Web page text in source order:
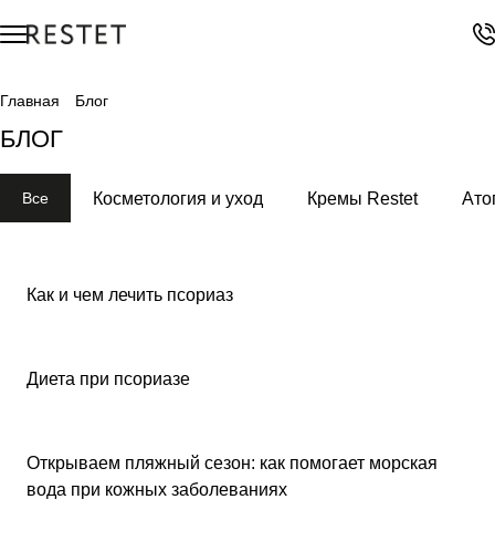
Главная Блог
БЛОГ
Все Косметология и уход Кремы Restet
Как и чем лечить псориаз
Диета при псориазе
Открываем пляжный сезон: как помогает морская
вода при кожных заболеваниях